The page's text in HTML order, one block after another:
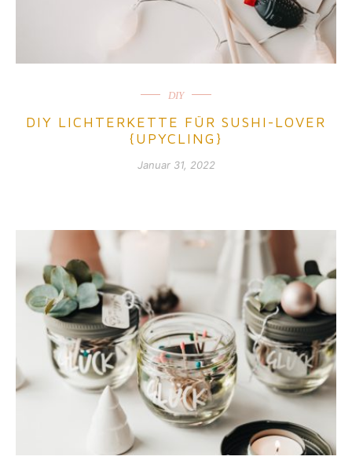
DIY
DIY LICHTERKETTE FÜR SUSHI-LOVER
{UPYCLING}
Januar 31, 2022